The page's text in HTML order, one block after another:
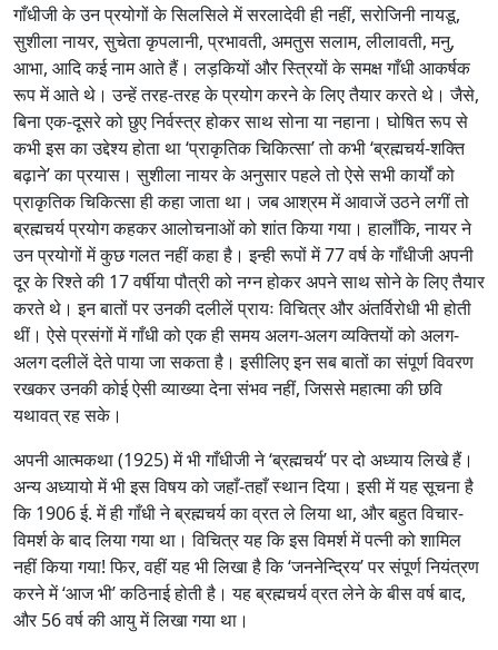
गाँधीजी के उन प्रयोगों के सिलसिले में सरलादेवी ही नहीं, सरोजिनी नायडू,
सुशीला नायर, सुचेता कृपलानी, प्रभावती, अमतुस सलाम, लीलावती, मनु,
आभा, आदि कई नाम आते हैं। लड़कियों और स्त्रियों के समक्ष गाँधी आकर्षक
रूप में आते थे। उन्हें तरह-तरह के प्रयोग करने के लिए तैयार करते थे। जैसे,
बिना एक-दूसरे को छुए निर्वस्त्र होकर साथ सोना या नहाना। घोषित रूप से
कभी इस का उद्देश्य होता था ‘प्राकृतिक चिकित्सा’ तो कभी ‘ब्रह्मचर्य-शक्ति
बढ़ाने’ का प्रयास। सुशीला नायर के अनुसार पहले तो ऐसे सभी कार्यों को
प्राकृतिक चिकित्सा ही कहा जाता था। जब आश्रम में आवाजें उठने लगीं तो
ब्रह्मचर्य प्रयोग कहकर आलोचनाओं को शांत किया गया। हालाँकि, नायर ने
उन प्रयोगों में कुछ गलत नहीं कहा है। इन्ही रूपों में 77 वर्ष के गाँधीजी अपनी
दूर के रिश्ते की 17 वर्षीया पौत्री को नग्न होकर अपने साथ सोने के लिए तैयार
करते थे। इन बातों पर उनकी दलीलें प्रायः विचित्र और अंतर्विरोधी भी होती
थीं। ऐसे प्रसंगों में गाँधी को एक ही समय अलग-अलग व्यक्तियों को अलग-
अलग दलीलें देते पाया जा सकता है। इसीलिए इन सब बातों का संपूर्ण विवरण
रखकर उनकी कोई ऐसी व्याख्या देना संभव नहीं, जिससे महात्मा की छवि
यथावत् रह सके।
अपनी आत्मकथा (1925) में भी गाँधीजी ने ‘ब्रह्मचर्य’ पर दो अध्याय लिखे हैं।
अन्य अध्यायो में भी इस विषय को जहाँ-तहाँ स्थान दिया। इसी में यह सूचना है
कि 1906 ई. में ही गाँधी ने ब्रह्मचर्य का व्रत ले लिया था, और बहुत विचार-
विमर्श के बाद लिया गया था। विचित्र यह कि इस विमर्श में पत्नी को शामिल
नहीं किया गया! फिर, वहीं यह भी लिखा है कि ‘जननेन्द्रिय’ पर संपूर्ण नियंत्रण
करने में ‘आज भी’ कठिनाई होती है। यह ब्रह्मचर्य व्रत लेने के बीस वर्ष बाद,
और 56 वर्ष की आयु में लिखा गया था।